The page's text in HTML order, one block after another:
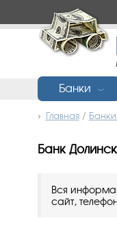
Банки ﹀
Главная/
Банк Долинск
Вся
сайт,